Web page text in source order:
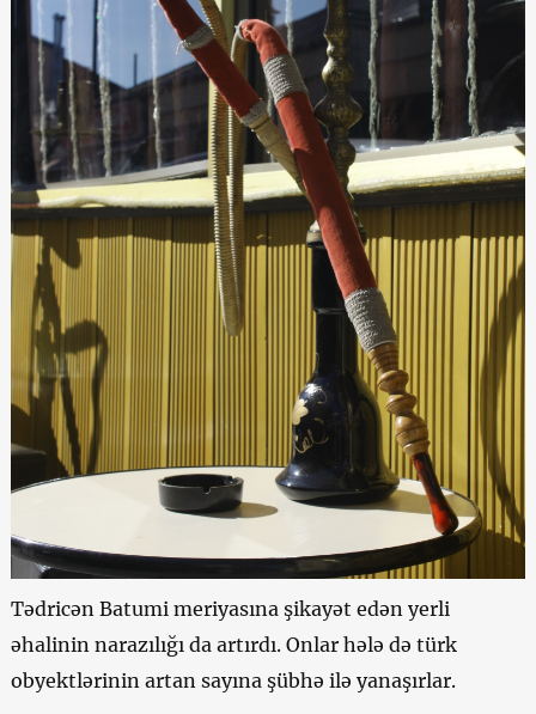
Tədricən Batumi meriyasına şikayət edən yerli
əhalinin narazılığı da artırdı. Onlar hələ də türk
obyektlərinin artan sayına şübhə ilə yanaşırlar.